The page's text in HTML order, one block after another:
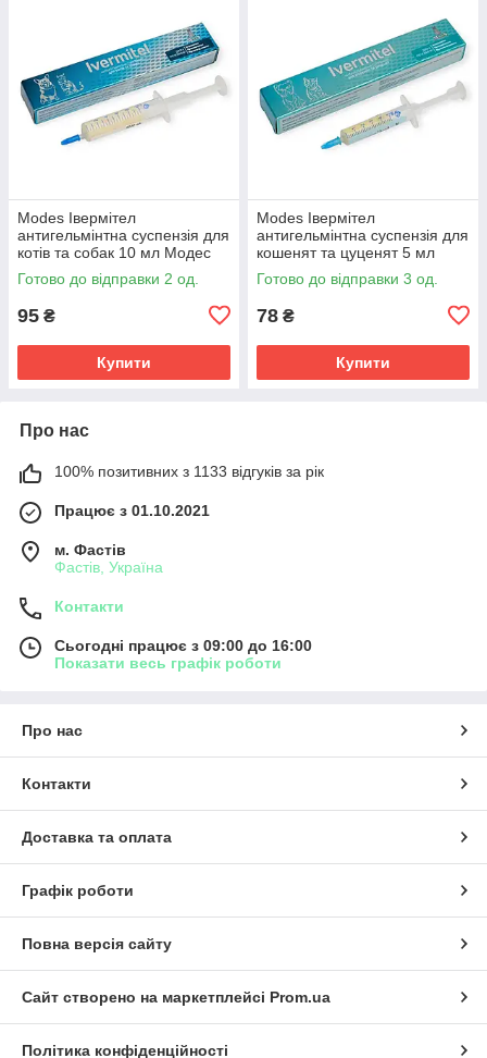
Modes Івермітел
антигельмінтна суспензія для
котів та собак 10 мл Модес
від глистів зі смаком м'яса
Готово до відправки 2 од.
95 ₴
Купити
Modes Івермітел
антигельмінтна суспензія для
кошенят та цуценят 5 мл
Модес від глистів зі смаком
м'яса
Готово до відправки 3 од.
78 ₴
Купити
Про нас
100% позитивних з 1133 відгуків за рік
Працює з 01.10.2021
м. Фастів
Фастів, Україна
Контакти
Сьогодні працює з 09:00 до 16:00
Показати весь графік роботи
Про нас
Контакти
Доставка та оплата
Графік роботи
Повна версія сайту
Сайт створено на маркетплейсі Prom.ua
Політика конфіденційності